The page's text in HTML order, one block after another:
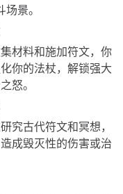
景。
材料和施加符文，你
你的法杖，解锁强大
怒。
究古代符文和冥想，
成毁灭性的伤害或治